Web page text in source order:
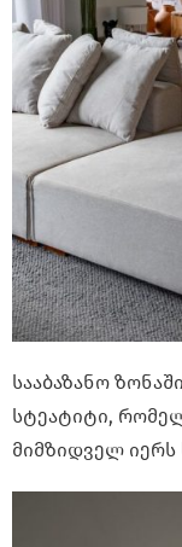
სააბაზანო
სტეატიტი,
მიმზიდველ იერს